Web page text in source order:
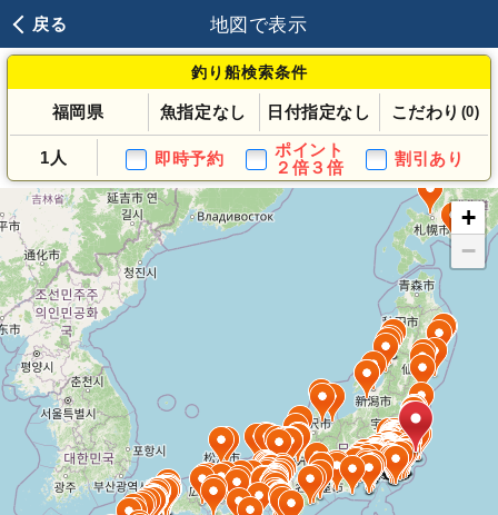
戻る 地図で表示
釣り船検索条件
福岡県 魚指定なし 日付指定なし こだわり (0)
1人 即時予約
ポイント
２倍３倍
割引あり
+
−